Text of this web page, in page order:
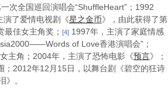
次全国巡回演唱会“ShuffleHeart”；1992
演了爱情电视剧《星之金币》，由此获得了第
佳女主角奖； [4] 1997年，主演了家庭情感
of Love香港演唱会”；
主角；2004年，主演了恐怖电影《预言》；
；2012年12月15日，以舞台剧《碧空的狂诗
》。